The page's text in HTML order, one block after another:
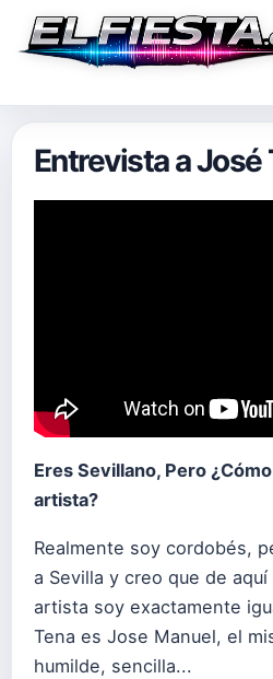
Entrevista a José
Eres Sevillano, Pero
artista?
Realmente soy cordobés,
a Sevilla y creo que de
artista soy exactamente
Tena es Jose Manuel, el
humilde, sencilla...